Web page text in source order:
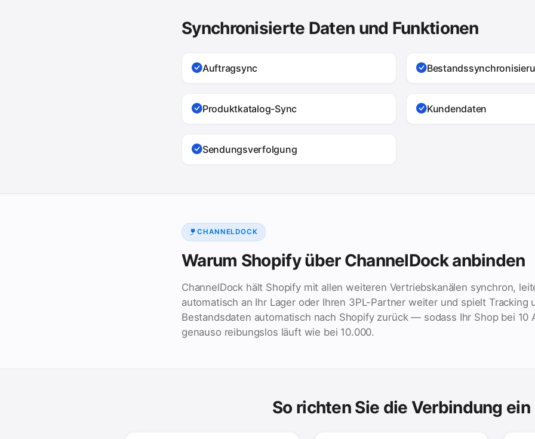
Synchronisierte Daten und Funktionen
Auftragsync
Produktkatalog-Sync Kundendaten
Sendungsverfolgung
CHANNELDOCK
Warum Shopify über ChannelDock anbinden
ChannelDock hält Shopify mit allen weiteren Vertriebskanälen synchron,
automatisch an Ihr Lager oder Ihren 3PL-Partner weiter und spielt Tracking
Bestandsdaten automatisch nach Shopify zurück — sodass Ihr Shop bei 10
genauso reibungslos läuft wie bei 10.000.
So richten Sie die Verbindung ein